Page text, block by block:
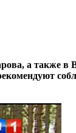
а также